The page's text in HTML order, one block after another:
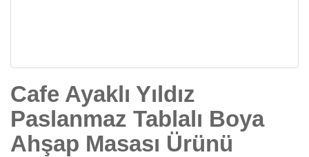
Cafe Ayaklı Yıldız
Paslanmaz Tablalı Boya
Ahşap Masası Ürünü